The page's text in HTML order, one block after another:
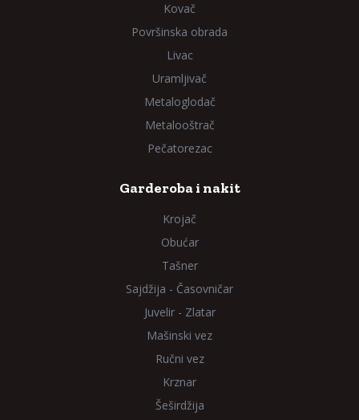
Kovač
Površinska obrada
Livac
Uramljivač
Metaloglodač
Metalooštrač
Pečatorezac
Garderoba i nakit
Krojač
Obućar
Tašner
Sajdžija - Časovničar
Juvelir - Zlatar
Mašinski vez
Ručni vez
Krznar
Šeširdžija